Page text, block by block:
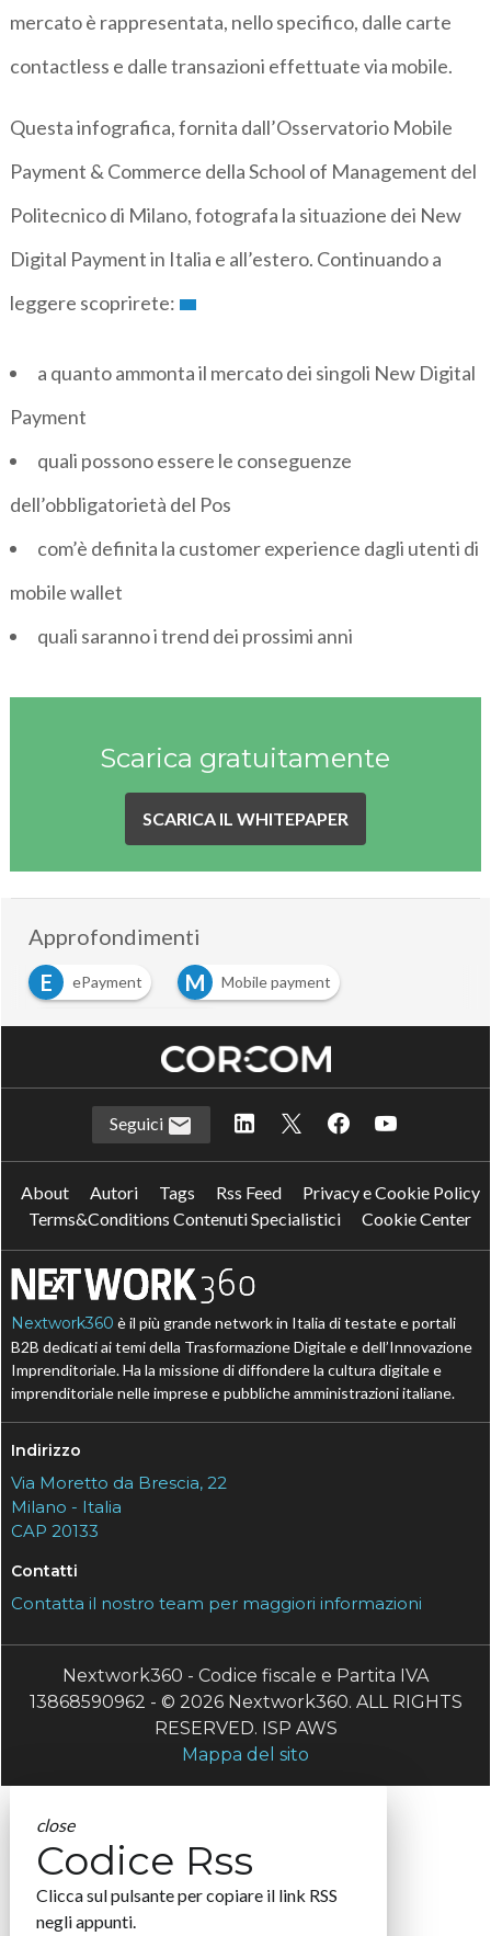
mercato è rappresentata, nello specifico, dalle carte
contactless e dalle transazioni effettuate via mobile.
Questa infografica, fornita dall’Osservatorio Mobile
Payment & Commerce della School of Management del
Politecnico di Milano, fotografa la situazione dei New
Digital Payment in Italia e all’estero. Continuando a
leggere scoprirete:
a quanto ammonta il mercato dei singoli New Digital
Payment
quali possono essere le conseguenze
dell’obbligatorietà del Pos
com’è definita la customer experience dagli utenti di
mobile wallet
quali saranno i trend dei prossimi anni
Scarica gratuitamente
SCARICA IL WHITEPAPER
Approfondimenti
E
ePayment M Mobile payment
N New Digital Payment
Seguici
About Autori Tags Rss Feed
Privacy e Cookie Policy
Terms&Conditions Contenuti Specialistici
Cookie Center
Nextwork360 è il più grande network in Italia di testate e portali
B2B dedicati ai temi della Trasformazione Digitale e dell’Innovazione
Imprenditoriale. Ha la missione di diffondere la cultura digitale e
imprenditoriale nelle imprese e pubbliche amministrazioni italiane.
Indirizzo
Via Moretto da Brescia, 22
Milano - Italia
CAP 20133
Contatti
Contatta il nostro team per maggiori informazioni
Nextwork360 - Codice fiscale e Partita IVA
13868590962 - © 2026 Nextwork360. ALL RIGHTS
RESERVED. ISP AWS
Mappa del sito
close
Codice Rss
Clicca sul pulsante per copiare il link RSS
negli appunti.